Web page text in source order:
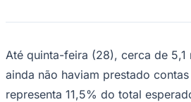
Premier League
La Liga
Bundesliga
Mundial 2026
Até quinta-feira (28), cerca de 5,1
ainda não haviam prestado
representa 11,5% do total